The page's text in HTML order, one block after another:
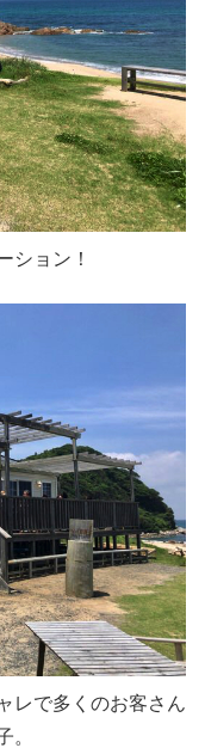
ション！
レで多くのお客さん
。